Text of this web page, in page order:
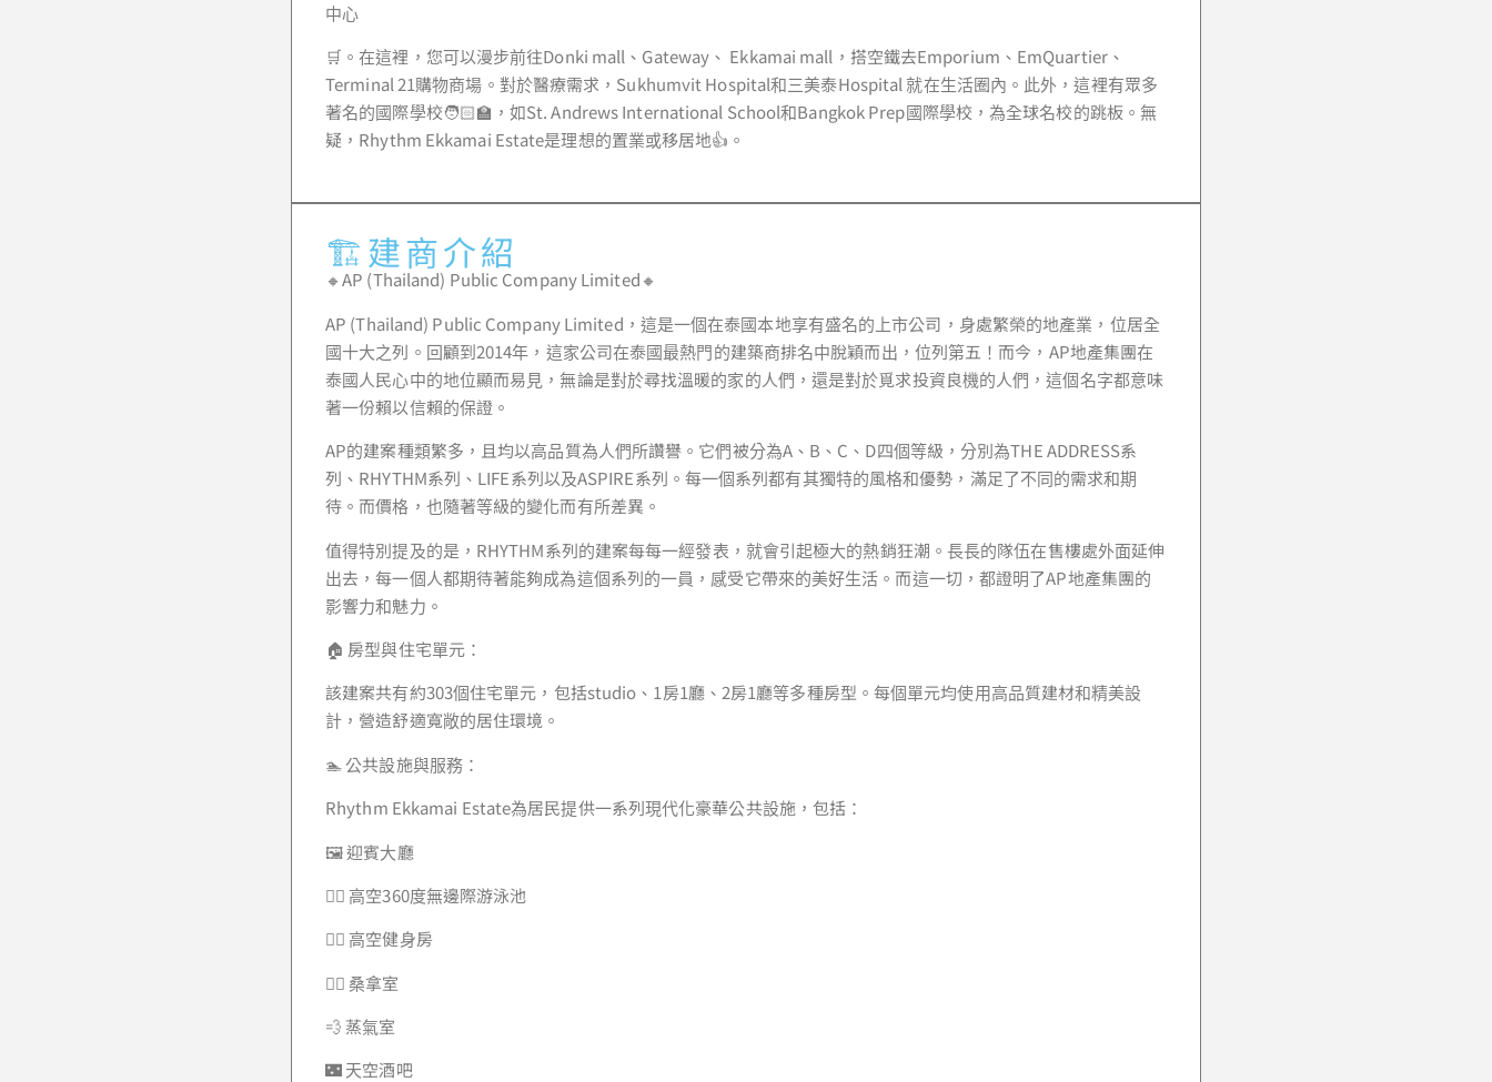
中心
🛒。在這裡，您可以漫步前往Donki mall、Gateway、 Ekkamai mall，搭空鐵去Emporium、EmQuartier、
Terminal 21購物商場。對於醫療需求，Sukhumvit Hospital和三美泰Hospital 就在生活圈內。此外，這裡有眾多
著名的國際學校🧑🏻‍🏫，如St. Andrews International School和Bangkok Prep國際學校，為全球名校的跳板。無
疑，Rhythm Ekkamai Estate是理想的置業或移居地👍。
🏗️建商介紹
🔸AP (Thailand) Public Company Limited🔸
AP (Thailand) Public Company Limited，這是一個在泰國本地享有盛名的上市公司，身處繁榮的地產業，位居全
國十大之列。回顧到2014年，這家公司在泰國最熱門的建築商排名中脫穎而出，位列第五！而今，AP地產集團在
泰國人民心中的地位顯而易見，無論是對於尋找溫暖的家的人們，還是對於覓求投資良機的人們，這個名字都意味
著一份賴以信賴的保證。
AP的建案種類繁多，且均以高品質為人們所讚譽。它們被分為A、B、C、D四個等級，分別為THE ADDRESS系
列、RHYTHM系列、LIFE系列以及ASPIRE系列。每一個系列都有其獨特的風格和優勢，滿足了不同的需求和期
待。而價格，也隨著等級的變化而有所差異。
值得特別提及的是，RHYTHM系列的建案每每一經發表，就會引起極大的熱銷狂潮。長長的隊伍在售樓處外面延伸
出去，每一個人都期待著能夠成為這個系列的一員，感受它帶來的美好生活。而這一切，都證明了AP地產集團的
影響力和魅力。
🏠 房型與住宅單元：
該建案共有約303個住宅單元，包括studio、1房1廳、2房1廳等多種房型。每個單元均使用高品質建材和精美設
計，營造舒適寬敞的居住環境。
🏊 公共設施與服務：
Rhythm Ekkamai Estate為居民提供一系列現代化豪華公共設施，包括：
🖼️ 迎賓大廳
🏊‍♂️ 高空360度無邊際游泳池
🏋️‍♀️ 高空健身房
🧖‍♀️ 桑拿室
💨 蒸氣室
🌃 天空酒吧